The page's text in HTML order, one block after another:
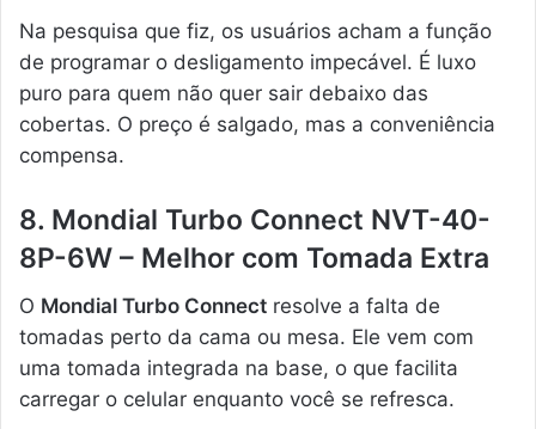
Na pesquisa que fiz, os usuários acham a função
de programar o desligamento impecável. É luxo
puro para quem não quer sair debaixo das
cobertas. O preço é salgado, mas a conveniência
compensa.
8. Mondial Turbo Connect NVT-40-
8P-6W – Melhor com Tomada Extra
O Mondial Turbo Connect resolve a falta de
tomadas perto da cama ou mesa. Ele vem com
uma tomada integrada na base, o que facilita
carregar o celular enquanto você se refresca.